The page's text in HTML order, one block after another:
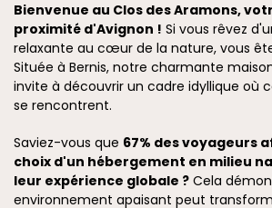
Bienvenue au Clos des Aramons,
proximité d'Avignon ! Si vous rêvez
relaxante au cœur de la nature, vous
Située à Bernis, notre charmante
invite à découvrir un cadre idyllique où
se rencontrent.
Saviez-vous que 67% des voyageurs
choix d'un hébergement en milieu
leur expérience globale ? Cela
environnement apaisant peut